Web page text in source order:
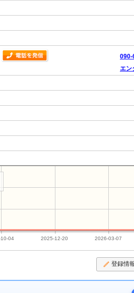
090-
エン
04 2025-12-20 2026-03-07
登録情